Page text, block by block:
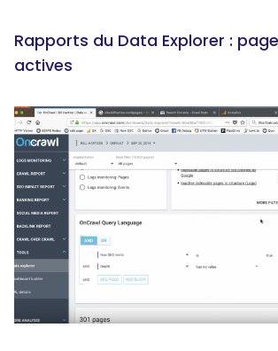
Rapports du Data Explorer :
actives